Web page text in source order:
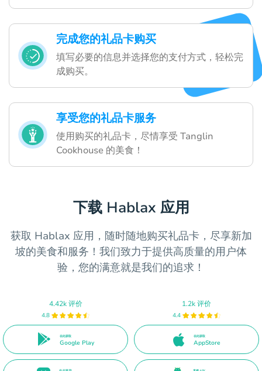
完成您的礼品卡购买
填写必要的信息并选择您的支付方式，轻松完
成购买。
享受您的礼品卡服务
使用购买的礼品卡，尽情享受 Tanglin
Cookhouse 的美食！
下载 Hablax 应用
获取 Hablax 应用，随时随地购买礼品卡，尽享新加
坡的美食和服务！我们致力于提供高质量的用户体
验，您的满意就是我们的追求！
4.42k 评价
4.8
在此获取
Google Play
1.2k 评价
4.4
在此获取
AppStore